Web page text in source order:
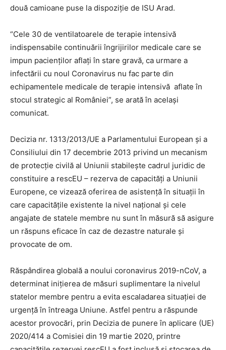
două camioane puse la dispoziție de ISU Arad.
“Cele 30 de ventilatoarele de terapie intensivă
indispensabile continuării îngrijirilor medicale care se
impun pacienților aflați în stare gravă, ca urmare a
infectării cu noul Coronavirus nu fac parte din
echipamentele medicale de terapie intensivă aflate în
stocul strategic al României”, se arată în acelaşi
comunicat.
Decizia nr. 1313/2013/UE a Parlamentului European și a
Consiliului din 17 decembrie 2013 privind un mecanism
de protecție civilă al Uniunii stabilește cadrul juridic de
constituire a rescEU – rezerva de capacități a Uniunii
Europene, ce vizează oferirea de asistență în situații în
care capacitățile existente la nivel național și cele
angajate de statele membre nu sunt în măsură să asigure
un răspuns eficace în caz de dezastre naturale și
provocate de om.
Răspândirea globală a noului coronavirus 2019-nCoV, a
determinat inițierea de măsuri suplimentare la nivelul
statelor membre pentru a evita escaladarea situației de
urgență în întreaga Uniune. Astfel pentru a răspunde
acestor provocări, prin Decizia de punere în aplicare (UE)
2020/414 a Comisiei din 19 martie 2020, printre